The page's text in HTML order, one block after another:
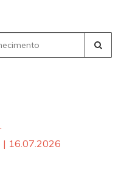
| 16.07.2026